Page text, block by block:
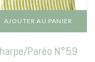
AJOUTER AU PANIER
Paréo N°59